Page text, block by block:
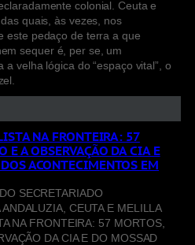
colonial. Ceuta e
quais, às vezes, nos
este pedaço de terra a que
sequer é, per se, um
velha lógica do “espaço vital”, o
NA FRONTEIRA: 57
E A OBSERVAÇÃO DA CIA E
ACONTECIMENTOS EM
SECRETARIADO
CEUTA E MELILLA
NA FRONTEIRA: 57 MORTOS,
DA CIA E DO MOSSAD